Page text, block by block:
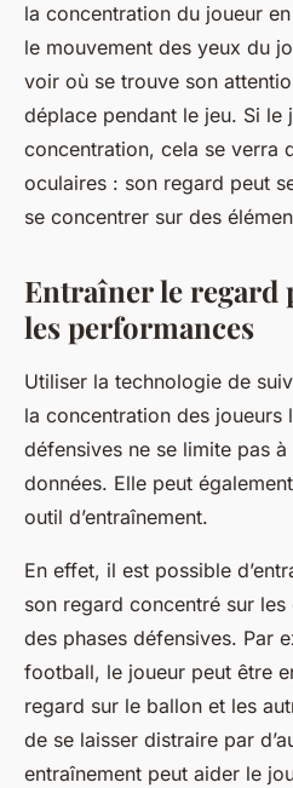
la concentration du joueur
le mouvement des yeux du
voir où se trouve son
déplace pendant le jeu. Si le
concentration, cela se verra
oculaires : son regard peut
se concentrer sur des
Entraîner le
les performances
Utiliser la technologie de
la concentration des joueurs
défensives ne se limite pas
données. Elle peut
outil d’entraînement.
En effet, il est possible
son regard concentré sur
des phases défensives. Par
football, le joueur peut être
regard sur le ballon et les
de se laisser distraire par
entraînement peut aider le